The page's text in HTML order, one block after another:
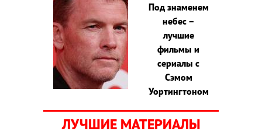
Под знаменем
небес –
лучшие
фильмы и
сериалы с
Сэмом
Уортингтоном
ЛУЧШИЕ МАТЕРИАЛЫ